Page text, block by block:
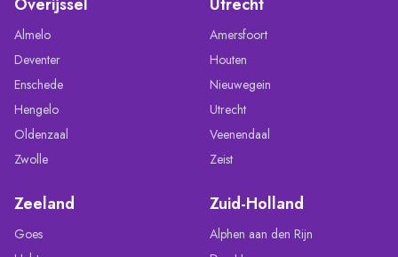
Almelo
Deventer
Enschede
Hengelo
Oldenzaal
Zwolle
Amersfoort
Houten
Nieuwegein
Utrecht
Veenendaal
Zeist
Zeeland
Goes
Zuid-Holland
Alphen aan den Rijn